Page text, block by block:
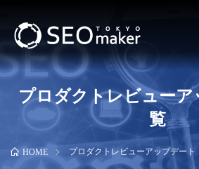
プロダクトレビューア
覧
HOME プロダクトレビューアップデート